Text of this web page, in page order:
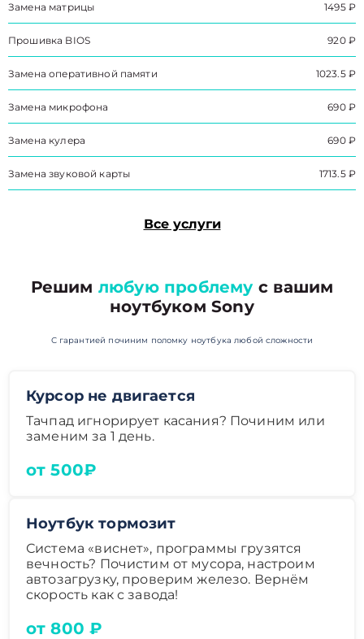
Замена матрицы 1495 ₽
Прошивка BIOS 920 ₽
Замена оперативной памяти 1023.5 ₽
Замена микрофона 690 ₽
Замена кулера 690 ₽
Замена звуковой карты 1713.5 ₽
Все услуги
Решим любую проблему с вашим
ноутбуком Sony
С гарантией починим поломку ноутбука любой сложности
Курсор не двигается
Тачпад игнорирует касания? Починим или
заменим за 1 день.
от 500₽
Ноутбук тормозит
Система «виснет», программы грузятся
вечность? Почистим от мусора, настроим
автозагрузку, проверим железо. Вернём
скорость как с завода!
от 800 ₽